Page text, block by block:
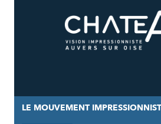
LE MOUVEMENT